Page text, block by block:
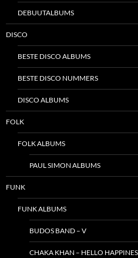
DEBUUTALBUMS
DISCO
BESTE DISCO ALBUMS
BESTE DISCO NUMMERS
DISCO ALBUMS
FOLK
FOLK ALBUMS
PAUL SIMON ALBUMS
FUNK
FUNK ALBUMS
BUDOS BAND – V
CHAKA KHAN – HELLO